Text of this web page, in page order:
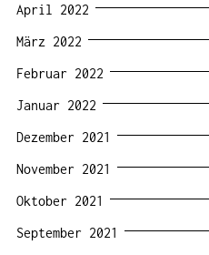
April 2022
März 2022
Februar 2022
Januar 2022
Dezember 2021
November 2021
Oktober 2021
September 2021